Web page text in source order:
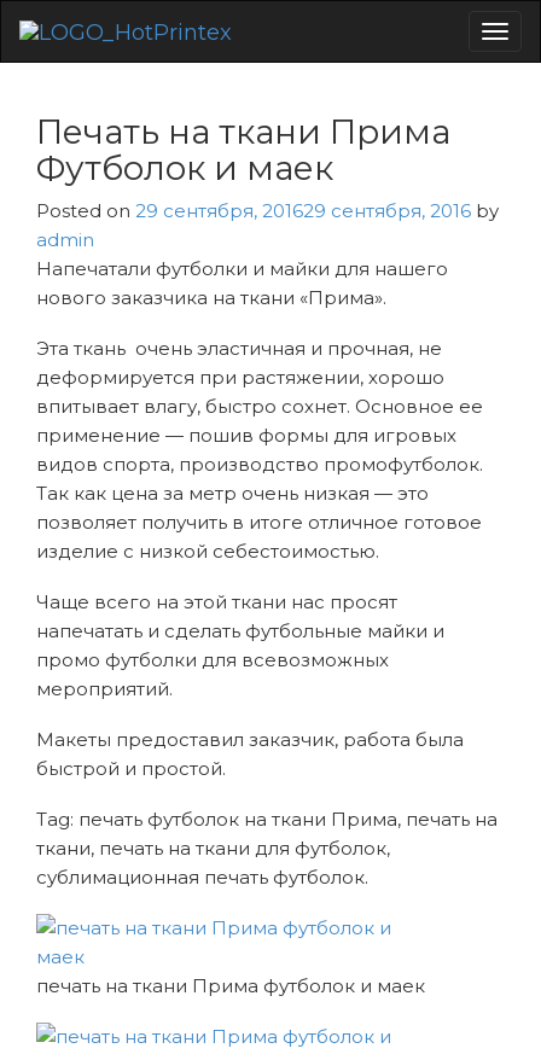
Печать на ткани Прима
Футболок и маек
Posted on 29 сентября, 201629 сентября, 2016 by
admin
Напечатали футболки и майки для нашего
нового заказчика на ткани «Прима».
Эта ткань очень эластичная и прочная, не
деформируется при растяжении, хорошо
впитывает влагу, быстро сохнет. Основное ее
применение — пошив формы для игровых
видов спорта, производство промофутболок.
Так как цена за метр очень низкая — это
позволяет получить в итоге отличное готовое
изделие с низкой себестоимостью.
Чаще всего на этой ткани нас просят
напечатать и сделать футбольные майки и
промо футболки для всевозможных
мероприятий.
Макеты предоставил заказчик, работа была
быстрой и простой.
Tag: печать футболок на ткани Прима, печать на
ткани, печать на ткани для футболок,
сублимационная печать футболок.
печать на ткани Прима футболок и маек